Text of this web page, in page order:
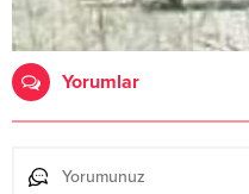
Yorumlar